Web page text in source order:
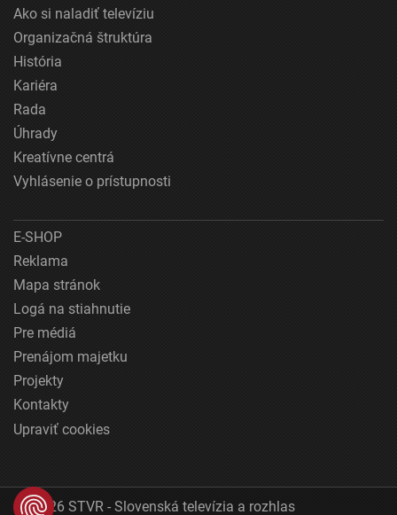
Ako si naladiť televíziu
Organizačná štruktúra
História
Kariéra
Rada
Úhrady
Kreatívne centrá
Vyhlásenie o prístupnosti
E-SHOP
Reklama
Mapa stránok
Logá na stiahnutie
Pre médiá
Prenájom majetku
Projekty
Kontakty
Upraviť cookies
© 2026 STVR - Slovenská televízia a rozhlas